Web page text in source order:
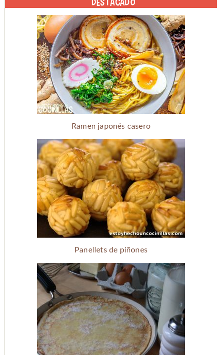
Ramen japonés casero
Panellets de piñones